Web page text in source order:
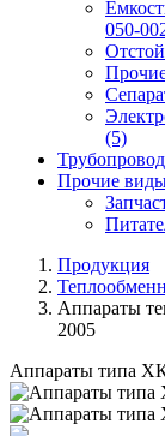
050-
(5)
Прочие
Продукция
Аппараты
2005
Аппараты типа